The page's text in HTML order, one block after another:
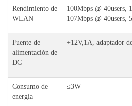
Rendimiento de
WLAN
100Mbps @ 40users,
107Mbps @ 40users,
Fuente de
alimentación de
DC
+12V,1A, adaptador
Consumo de
energía
≤3W